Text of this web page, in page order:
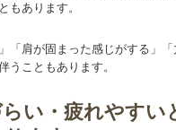
もあります。
「肩が固まった感じがする」「
うこともあります。
い・疲れやすい